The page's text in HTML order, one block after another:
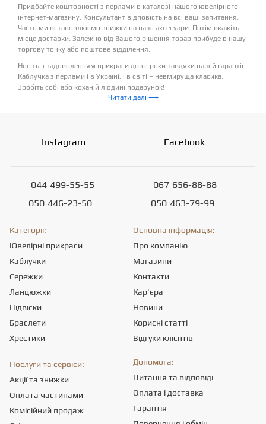
Придбайте коштовності з перлами в каталозі нашого ювелірного
інтернет-магазину. Консультант відповість на всі ваші запитання.
Часто ми встановлюємо знижки на наші аксесуари. Потім вкажіть
місце доставки. Залежно від Вашого рішення товар прибуде в нашу
торгову точку або поштове відділення.
Носіть з задоволенням прикраси довгі роки завдяки нашій гарантії.
Каблучка з перлами і в Україні, і в світі – невмируща класика.
Зробіть собі або коханій людині подарунок!
Читати далі ⟶
Instagram Facebook
044 499-55-55
050 446-23-50
067 656-88-88
050 463-79-99
Категорії:
Ювелірні прикраси
Каблучки
Сережки
Ланцюжки
Підвіски
Браслети
Хрестики
Основна інформація:
Про компанію
Магазини
Контакти
Кар'єра
Новини
Корисні статті
Відгуки клієнтів
Послуги та сервіси:
Акції та знижки
Оплата частинами
Комісійний продаж
Допомога:
Питання та відповіді
Оплата і доставка
Гарантія